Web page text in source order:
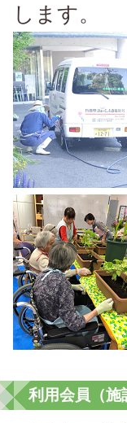
します。
利用会員（施